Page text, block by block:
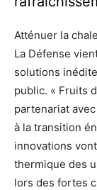
Atténuer la
La Défense
solutions
public. « Fruits
partenariat
à la transition
innovations
thermique des
lors des fortes